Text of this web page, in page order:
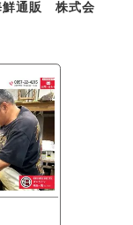
鮮通販 株式会